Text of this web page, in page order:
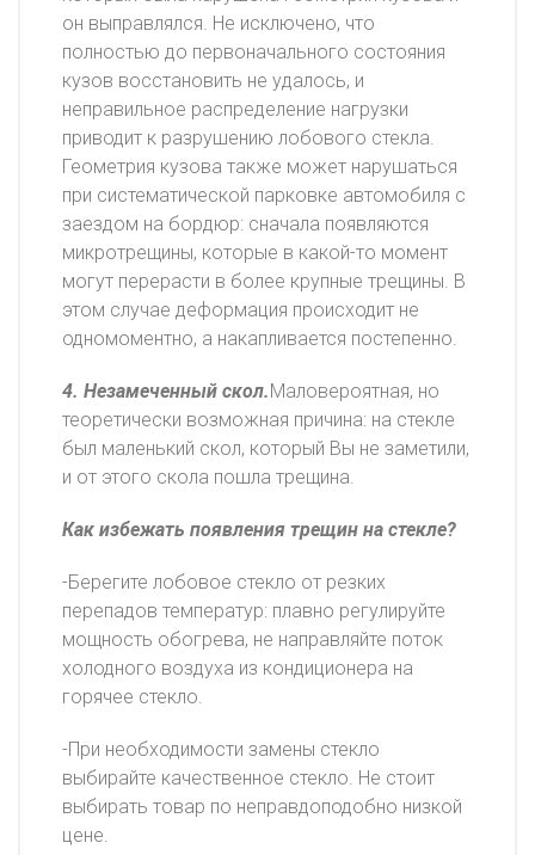
он выправлялся. Не исключено, что
полностью до первоначального состояния
кузов восстановить не удалось, и
неправильное распределение нагрузки
приводит к разрушению лобового стекла.
Геометрия кузова также может нарушаться
при систематической парковке автомобиля с
заездом на бордюр: сначала появляются
микротрещины, которые в какой-то момент
могут перерасти в более крупные трещины. В
этом случае деформация происходит не
одномоментно, а накапливается постепенно.
4. Незамеченный скол. Маловероятная, но
теоретически возможная причина: на стекле
был маленький скол, который Вы не заметили,
и от этого скола пошла трещина.
Как избежать появления трещин на стекле?
-Берегите лобовое стекло от резких
перепадов температур: плавно регулируйте
мощность обогрева, не направляйте поток
холодного воздуха из кондиционера на
горячее стекло.
-При необходимости замены стекло
выбирайте качественное стекло. Не стоит
выбирать товар по неправдоподобно низкой
цене.